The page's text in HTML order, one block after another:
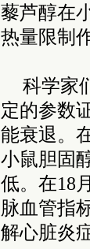
藜芦醇在
热量限制
科学家
定的参数
能衰退。
小鼠胆固
低。在18
脉血管指
解心脏炎症